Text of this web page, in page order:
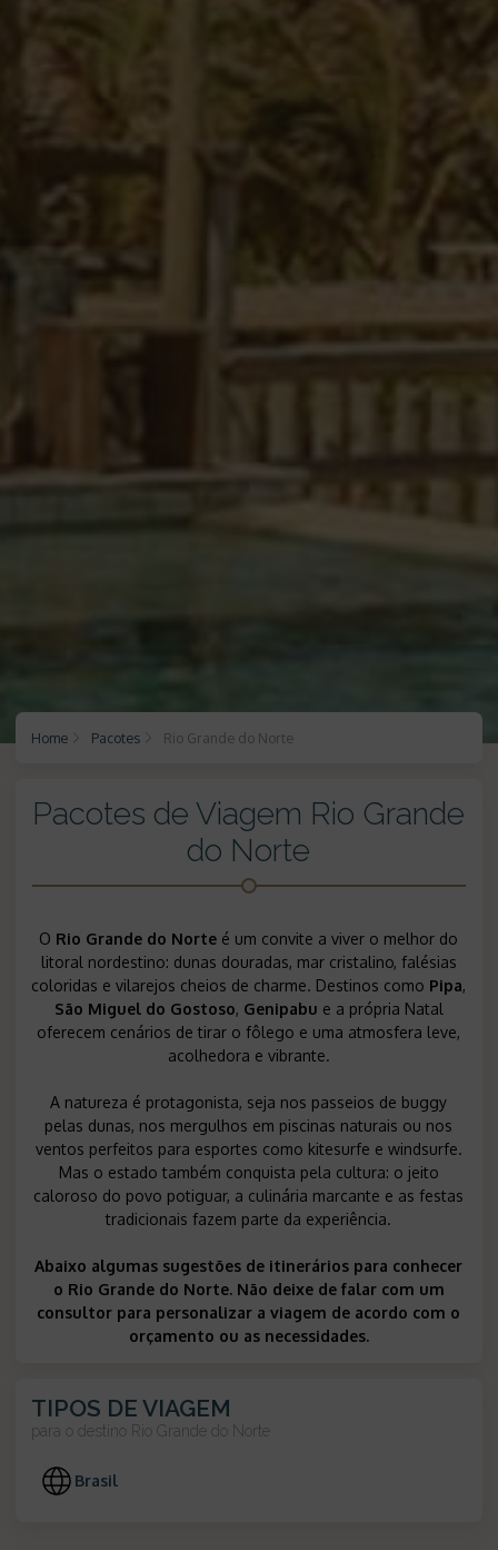
Home Pacotes Rio Grande do Norte
Pacotes de Viagem Rio Grande
do Norte
O Rio Grande do Norte é um convite a viver o melhor do
litoral nordestino: dunas douradas, mar cristalino, falésias
coloridas e vilarejos cheios de charme. Destinos como Pipa,
São Miguel do Gostoso, Genipabu e a própria Natal
oferecem cenários de tirar o fôlego e uma atmosfera leve,
acolhedora e vibrante.
A natureza é protagonista, seja nos passeios de buggy
pelas dunas, nos mergulhos em piscinas naturais ou nos
ventos perfeitos para esportes como kitesurfe e windsurfe.
Mas o estado também conquista pela cultura: o jeito
caloroso do povo potiguar, a culinária marcante e as festas
tradicionais fazem parte da experiência.
Abaixo algumas sugestões de itinerários para conhecer
o Rio Grande do Norte. Não deixe de falar com um
consultor para personalizar a viagem de acordo com o
orçamento ou as necessidades.
TIPOS DE VIAGEM
para o destino Rio Grande do Norte
Brasil